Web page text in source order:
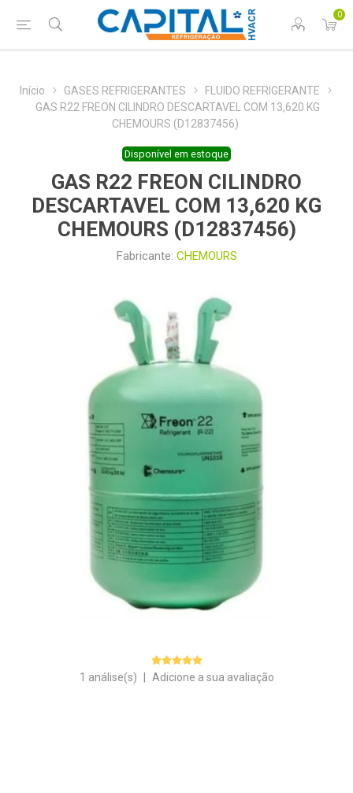
0
Início GASES REFRIGERANTES
FLUIDO REFRIGERANTE
GAS R22 FREON CILINDRO DESCARTAVEL COM 13,620 KG
CHEMOURS (D12837456)
Disponível em estoque
GAS R22 FREON CILINDRO
DESCARTAVEL COM 13,620 KG
CHEMOURS (D12837456)
Fabricante: CHEMOURS
1 análise(s) Adicione a sua avaliação